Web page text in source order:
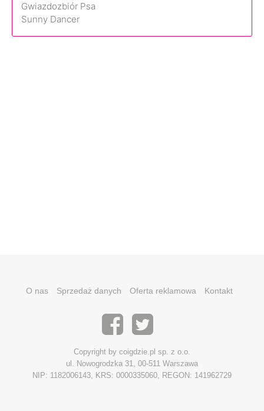
Gwiazdozbiór Psa
Sunny Dancer
O nas Sprzedaż danych Oferta reklamowa Kontakt
Copyright by coigdzie.pl sp. z o.o.
ul. Nowogrodzka 31, 00-511 Warszawa
NIP: 1182006143, KRS: 0000335060, REGON: 141962729